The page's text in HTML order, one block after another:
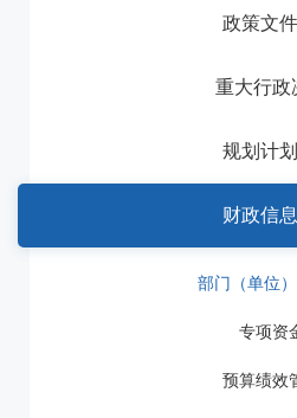
政策文件
重大行政
规划计划
财政信息
部门（单位
专项资
预算绩效